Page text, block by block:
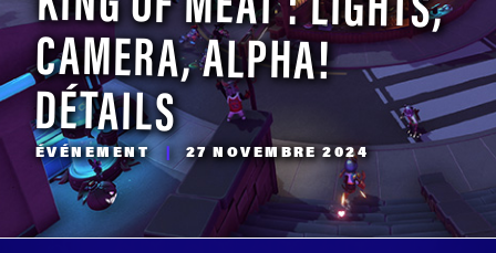
DÉTAILS
ÉVÉNEMENT 27 NOVEMBRE 2024